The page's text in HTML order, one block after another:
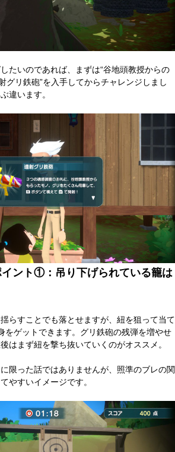
たいのであれば、まずは“谷地頭教授からの
グリ鉄砲”を入手してからチャレンジしまし
違います。
ント①：吊り下げられている籠は
らすことでも落とせますが、紐を狙って当て
をゲットできます。グリ鉄砲の残弾を増やせ
はまず紐を撃ち抜いていくのがオススメ。
限った話ではありませんが、照準のブレの関
やすいイメージです。